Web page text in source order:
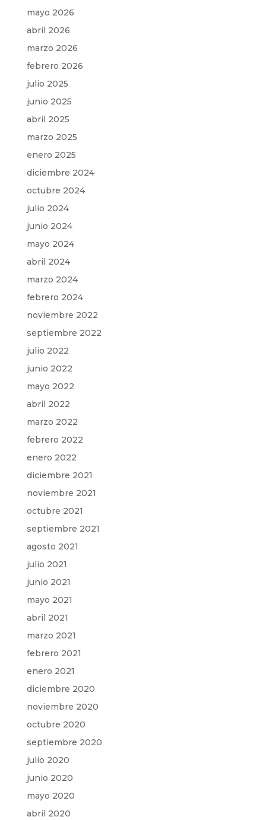
mayo 2026
abril 2026
marzo 2026
febrero 2026
julio 2025
junio 2025
abril 2025
marzo 2025
enero 2025
diciembre 2024
octubre 2024
julio 2024
junio 2024
mayo 2024
abril 2024
marzo 2024
febrero 2024
noviembre 2022
septiembre 2022
julio 2022
junio 2022
mayo 2022
abril 2022
marzo 2022
febrero 2022
enero 2022
diciembre 2021
noviembre 2021
octubre 2021
septiembre 2021
agosto 2021
julio 2021
junio 2021
mayo 2021
abril 2021
marzo 2021
febrero 2021
enero 2021
diciembre 2020
noviembre 2020
octubre 2020
septiembre 2020
julio 2020
junio 2020
mayo 2020
abril 2020